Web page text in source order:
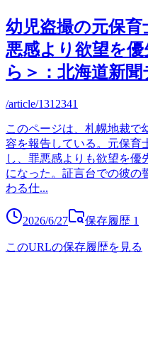
幼児盗撮の元保
悪感より欲望を
ら＞：北海道新
/article/1312341
このページは、札幌地裁で
容を報告している。元保育
し、罪悪感よりも欲望を優
になった。証言台での彼の
わる仕...
2026/6/27 保存履歴 1
このURLの保存履歴を見る